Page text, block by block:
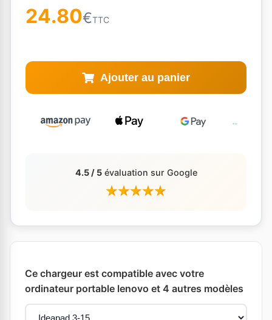
24.80€TTC
Ajouter au panier
4.5 / 5évaluation sur Google
Ce chargeur est compatible avec votre
ordinateur portable lenovo et 4 autres modèles